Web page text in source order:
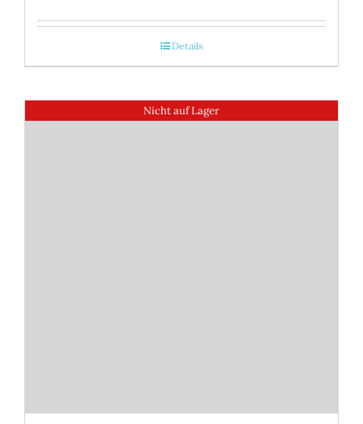
Details
Nicht auf Lager